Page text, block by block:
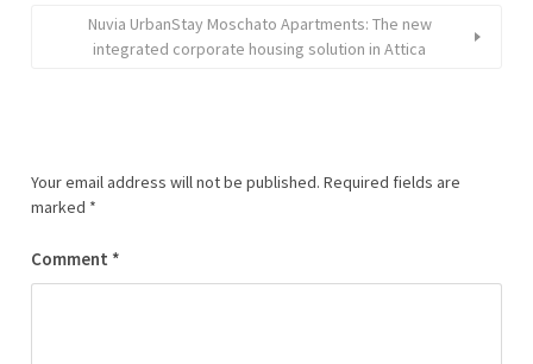
Nuvia UrbanStay Moschato Apartments: The new
integrated corporate housing solution in Attica
Your email address will not be published. Required fields are
marked *
Comment *